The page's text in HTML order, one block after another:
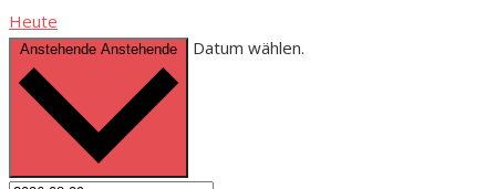
Heute
Anstehende Anstehende Datum wählen.